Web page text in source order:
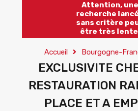
Attention, une
recherche
sans critère
être très
Accueil Bourgogne-
EXCLUSIVITE
RESTAURATION
PLACE ET A